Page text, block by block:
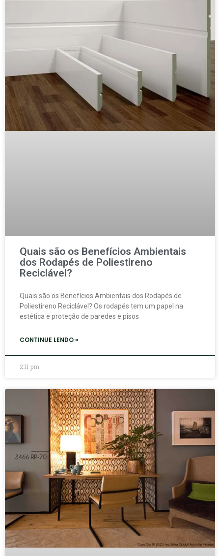
Quais são os Benefícios Ambientais
dos Rodapés de Poliestireno
Reciclável?
Quais são os Benefícios Ambientais dos Rodapés de
Poliestireno Reciclável? Os rodapés tem um papel na
estética e proteção de paredes e pisos
CONTINUE LENDO »
2:11 pm